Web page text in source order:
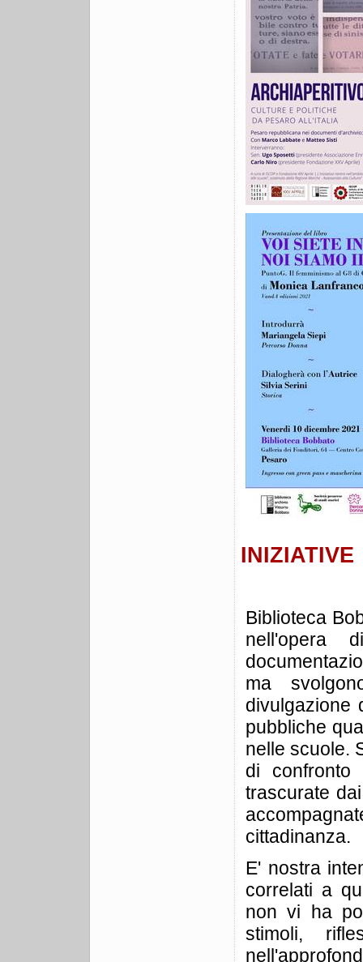
INIZIATIVE
Biblioteca
nell'opera
ma
divulgazione
pubbliche
nelle scuole.
di
trascurate
cittadinanza.
E' nostra
correlati a
non vi ha
stimoli,